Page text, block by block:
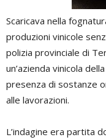
Scaricava nella
produzioni vinicole
polizia provinciale di
un’azienda vinicola
presenza di sostanze
alle lavorazioni.
L’indagine era partita